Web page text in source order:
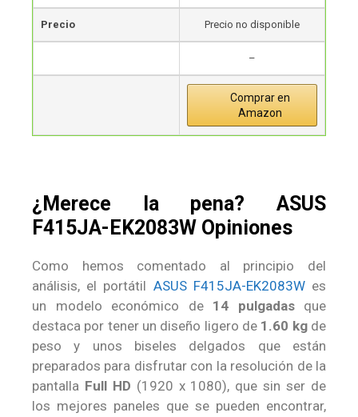
Precio Precio no disponible
–
Comprar en
Amazon
¿Merece la pena? ASUS
F415JA-EK2083W Opiniones
Como hemos comentado al principio del
análisis, el portátil ASUS F415JA-EK2083Wes
un modelo económico de 14 pulgadasque
destaca por tener un diseño ligero de 1.60 kgde
peso y unos biseles delgados que están
preparados para disfrutar con la resolución de la
pantalla Full HD (1920 x 1080), que sin ser de
los mejores paneles que se pueden encontrar,